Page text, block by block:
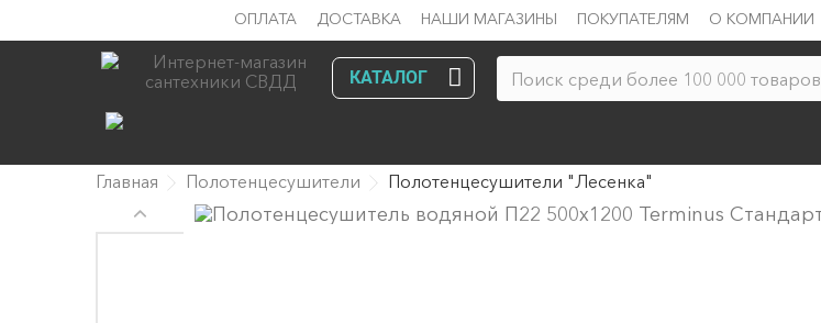
ОПЛАТА ДОСТАВКА НАШИ МАГАЗИНЫ ПОКУПАТЕЛЯМ О КОМПАНИИ
КАТАЛОГ
Главная Полотенцесушители Полотенцесушители "Лесенка"